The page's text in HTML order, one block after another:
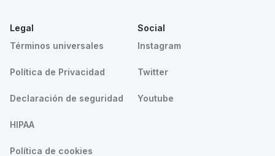
Legal
Términos universales
Política de Privacidad
Declaración de seguridad
HIPAA
Política de cookies
Social
Instagram
Twitter
Youtube